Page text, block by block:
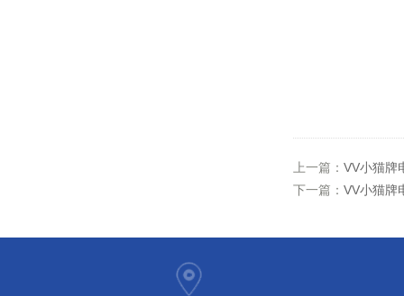
上一篇： VV小猫牌
下一篇： VV小猫牌